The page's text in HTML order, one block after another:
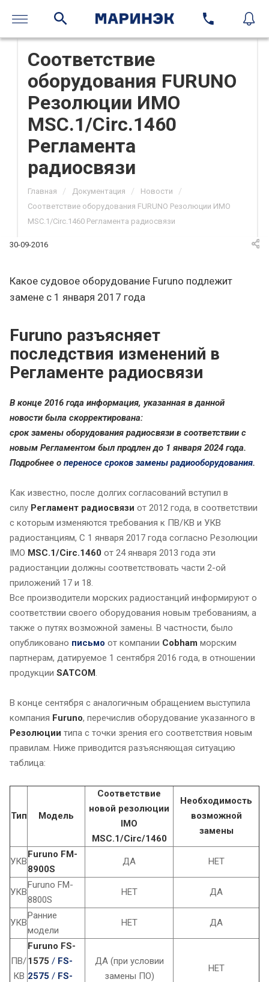
Соответствие
оборудования FURUNO
Резолюции ИМО
MSC.1/Circ.1460
Регламента
радиосвязи
Главная / Документация / Новости /
Соответствие оборудования FURUNO Резолюции ИМО
MSC.1/Circ.1460 Регламента радиосвязи
30-09-2016
Какое судовое оборудование Furuno подлежит
замене с 1 января 2017 года
Furuno разъясняет
последствия изменений в
Регламенте радиосвязи
В конце 2016 года информация, указанная в данной
новости была скорректирована:
срок замены оборудования радиосвязи в соответствии с
новым Регламентом был продлен до 1 января 2024 года.
Подробнее о переносе сроков замены радиооборудования.
Как известно, после долгих согласований вступил в
силу Регламент радиосвязи от 2012 года, в соответствии
с которым изменяются требования к ПВ/КВ и УКВ
радиостанциям, С 1 января 2017 года согласно Резолюции
IMO MSC.1/Circ.1460 от 24 января 2013 года эти
радиостанции должны соответствовать части 2-ой
приложений 17 и 18.
Все производители морских радиостанций информируют о
соответствии своего оборудования новым требованиям, а
также о путях возможной замены. В частности, было
опубликовано письмо от компании Cobham морским
партнерам, датируемое 1 сентября 2016 года, в отношении
продукции SATCOM.
В конце сентября с аналогичным обращением выступила
компания Furuno, перечислив оборудование указанного в
Резолюции типа с точки зрения его соответствия новым
правилам. Ниже приводится разъясняющая ситуацию
таблица:
Тип Модель
Соответствие
новой резолюции
IMO
MSC.1/Circ/1460
Необходимость
возможной
замены
УКВ
Furuno FM-
8900S
ДА НЕТ
УКВ
Furuno FM-
8800S
НЕТ ДА
УКВ
Ранние
модели
НЕТ ДА
ПВ/
КВ
Furuno FS-
1575 / FS-
2575 / FS-
ДА (при условии
замены ПО)
НЕТ